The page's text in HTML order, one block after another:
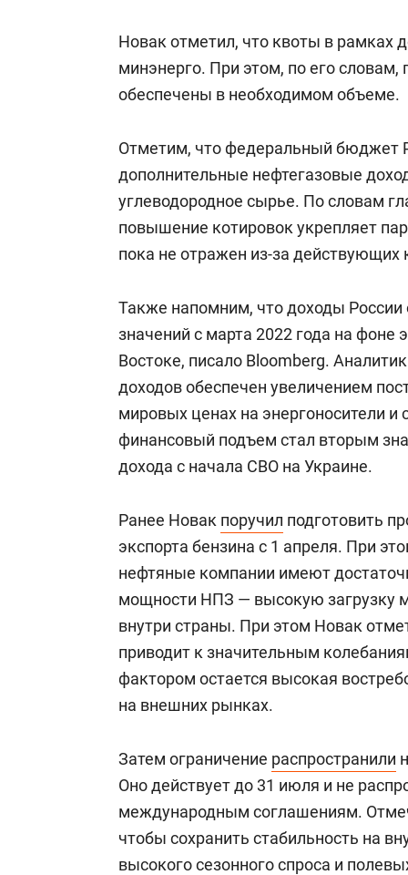
Новак отметил, что квоты в рамках
минэнерго. При этом, по его словам,
обеспечены в необходимом объеме.
Отметим, что федеральный бюджет
дополнительные нефтегазовые
углеводородное сырье. По словам
повышение котировок укрепляет
пока не отражен из-за
Также напомним, что доходы
значений с марта 2022 года на
Востоке, писало Bloomberg.
доходов обеспечен увеличением
мировых ценах на энергоносители
финансовый подъем стал вторым
дохода с начала СВО на Украине.
Ранее Новак поручил подготовить
экспорта бензина с 1 апреля. При
нефтяные компании имеют
мощности НПЗ — высокую загрузку
внутри страны. При этом Новак
приводит к значительным
фактором остается высокая
на внешних рынках.
Затем ограничение распространили
Оно действует до 31 июля и не
международным соглашениям.
чтобы сохранить стабильность на
высокого сезонного спроса и